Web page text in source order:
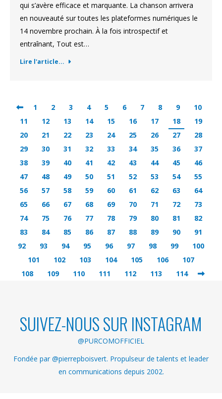
qui s’avère efficace et marquante. La chanson arrivera
en nouveauté sur toutes les plateformes numériques le
14 novembre prochain. À la fois introspectif et
entraînant, Tout est…
Lire l'article...
1 2 3 4 5 6 7 8 9
10
11
12 13 14 15 16 17 18
19
20
21 22 23 24 25 26 27
28
29
30 31 32 33 34 35 36
37
38
39 40 41 42 43 44 45
46
47
48 49 50 51 52 53 54
55
56
57 58 59 60 61 62 63
64
65
66 67 68 69 70 71 72
73
74
75 76 77 78 79 80 81
82
83
84 85 86 87 88 89 90
91
92
93 94 95 96 97 98 99
100
101
102 103 104 105 106
107
108
109 110 111 112 113 114
SUIVEZ-NOUS SUR INSTAGRAM
@PURCOMOFFICIEL
Fondée par @pierrepboisvert. Propulseur de talents et leader
en communications depuis 2002.